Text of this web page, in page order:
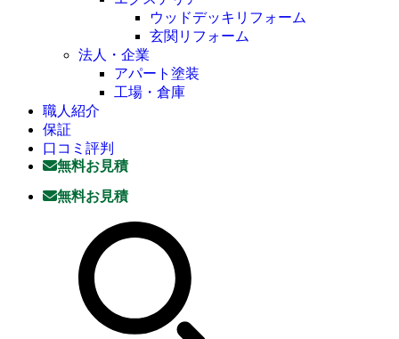
ウッドデッキリフォーム
玄関リフォーム
法人・企業
アパート塗装
工場・倉庫
職人紹介
保証
口コミ評判
無料お見積
無料お見積